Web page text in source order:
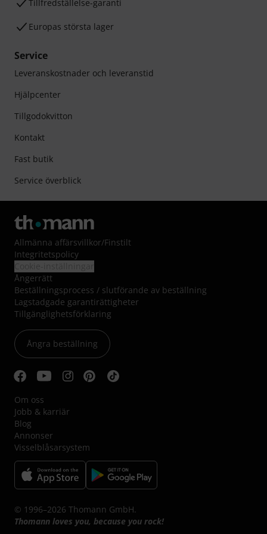
Tillfredställelse-garanti
Europas största lager
Service
Leveranskostnader och leveranstid
Hjälpcenter
Tillgodokvitton
Kontakt
Fast butik
Service överblick
Allmänna affärsvillkor/Finstilt
Integritetspolicy
Ångerrätt
Beställningsprocess / slutförande av beställning
Lagstadgade garantirättigheter
Tillgänglighetsförklaring
Ångra beställning
Om oss
Jobb & karriär
Blog
Annonser
Visselblåsarsystem
© 1996–2026 Thomann GmbH.
Thomann loves you, because you rock!